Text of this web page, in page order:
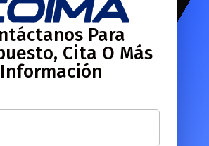
Para
Cita O Más
Información